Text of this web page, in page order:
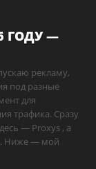
ГОДУ —
рекламу,
под разные
для
трафика. Сразу
— Proxys , а
. Ниже — мой